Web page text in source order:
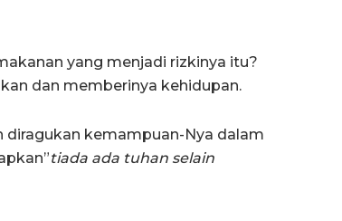
yang menjadi rizkinya itu?
dan memberinya kehidupan.
diragukan kemampuan-Nya dalam
tiada ada tuhan selain